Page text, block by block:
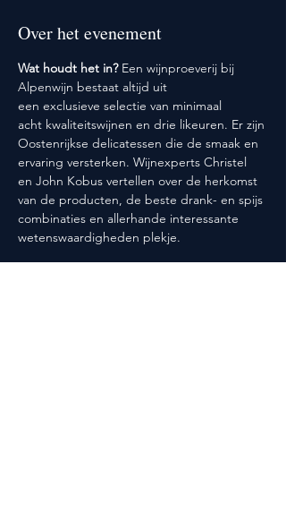
Over het evenement
Wat houdt het in? Een wijnproeverij bij
Alpenwijn bestaat altijd uit
een exclusieve selectie van minimaal
acht kwaliteitswijnen en drie likeuren. Er zijn
Oostenrijkse delicatessen die de smaak en
ervaring versterken. Wijnexperts Christel
en John Kobus vertellen over de herkomst
van de producten, de beste drank- en spijs
combinaties en allerhande interessante
wetenswaardigheden plekje.